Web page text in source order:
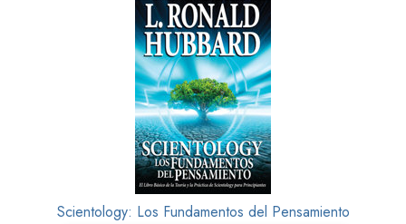
Scientology: Los Fundamentos del Pensamiento